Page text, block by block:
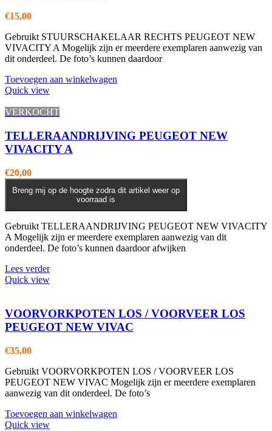
€15,00
Gebruikt STUURSCHAKELAAR RECHTS PEUGEOT NEW
VIVACITY A Mogelijk zijn er meerdere exemplaren aanwezig van
dit onderdeel. De foto’s kunnen daardoor
Toevoegen aan winkelwagen
Quick view
VERKOCHT
TELLERAANDRIJVING PEUGEOT NEW
VIVACITY A
€20,00
Breng mij op de hoogte zodra dit artikel weer op
voorraad is
Gebruikt TELLERAANDRIJVING PEUGEOT NEW VIVACITY
A Mogelijk zijn er meerdere exemplaren aanwezig van dit
onderdeel. De foto’s kunnen daardoor afwijken
Lees verder
Quick view
VOORVORKPOTEN LOS / VOORVEER LOS
PEUGEOT NEW VIVAC
€35,00
Gebruikt VOORVORKPOTEN LOS / VOORVEER LOS
PEUGEOT NEW VIVAC Mogelijk zijn er meerdere exemplaren
aanwezig van dit onderdeel. De foto’s
Toevoegen aan winkelwagen
Quick view